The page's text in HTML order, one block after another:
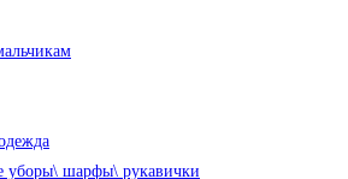
уборы\ шарфы\ рукавички